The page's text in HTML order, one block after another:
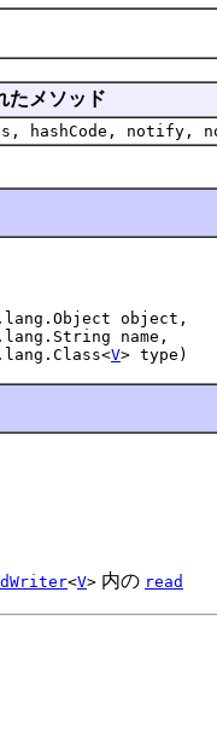
たメソッド
hashCode,
object,
name,
V> type)
<V> 内の read